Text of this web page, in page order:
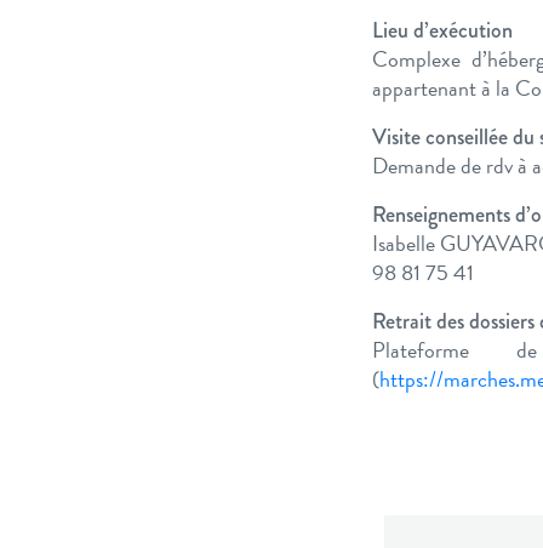
Lieu d’exécution
Complexe
appartenant à la
Visite conseillée du
Demande de rdv à
Renseignements
Isabelle
98 81 75 41
Retrait des
Plateforme
(https://